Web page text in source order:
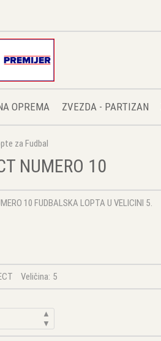
OPREMA ZVEZDA - PARTIZAN
za Fudbal
NUMERO 10
10 FUDBALSKA LOPTA U VELICINI 5.
Veličina: 5
▲
▼